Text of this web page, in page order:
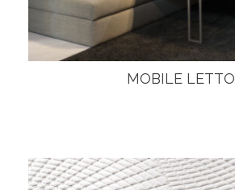
MOBILE LETTO